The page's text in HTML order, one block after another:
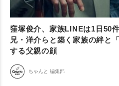
窪塚俊介、家族LINEは1日50
兄・洋介らと築く家族の絆と
する父親の顔
ちゃんと 編集部